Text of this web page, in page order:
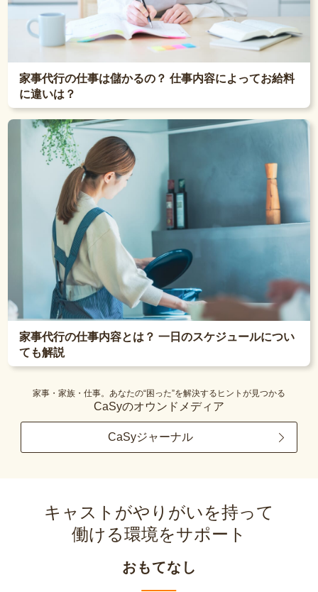
家事代行の仕事は儲かるの？ 仕事内容によってお給料
に違いは？
家事代行の仕事内容とは？ 一日のスケジュールについ
ても解説
家事・家族・仕事。あなたの“困った”を解決するヒントが見つかる
CaSyのオウンドメディア
CaSyジャーナル
キャストがやりがいを持って
働ける環境をサポート
おもてなし